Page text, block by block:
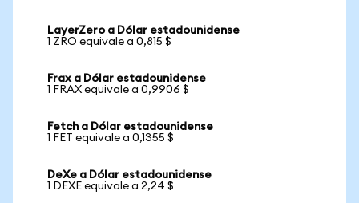
LayerZero a Dólar estadounidense
1 ZRO equivale a 0,815 $
Frax a Dólar estadounidense
1 FRAX equivale a 0,9906 $
Fetch a Dólar estadounidense
1 FET equivale a 0,1355 $
DeXe a Dólar estadounidense
1 DEXE equivale a 2,24 $